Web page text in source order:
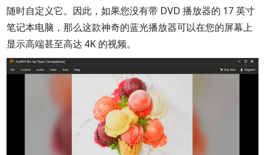
随时自定义它。因此，如果您没有带 DVD 播放器的 17 英寸
笔记本电脑，那么这款神奇的蓝光播放器可以在您的屏幕上
显示高端甚至高达 4K 的视频。